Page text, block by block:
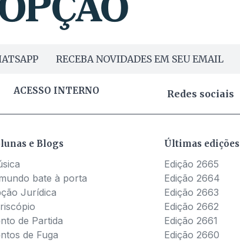
RECEBA NOVIDADES EM SEU EMAIL
ACESSO INTERNO Redes sociais
e Blogs
bate à porta
Jurídica
de Partida
de Fuga
Últimas edições
Edição 2665
Edição 2664
Edição 2663
Edição 2662
Edição 2661
Edição 2660